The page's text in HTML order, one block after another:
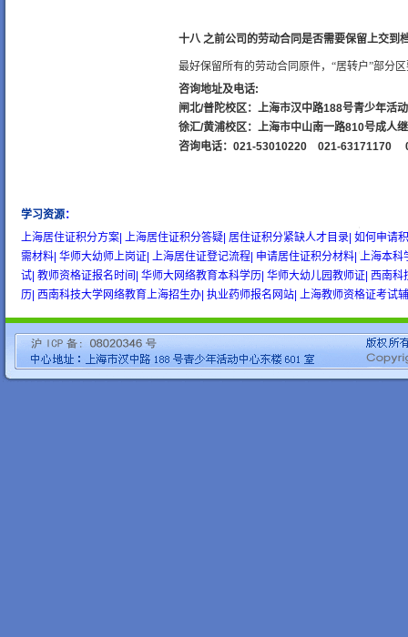
十八 之前公司的劳动合同是否需要保留上交到
最好保留所有的劳动合同原件，“居转户”部分
咨询地址及电话:
闸北/普陀校区：上海市汉中路188号青少年活
徐汇/黄浦校区：上海市中山南一路810号成人
咨询电话：021-53010220 021-63171170
学习资源：
上海居住证积分方案| 上海居住证积分答疑| 居住证积分紧缺人才目录| 如何申请
需材料| 华师大幼师上岗证| 上海居住证登记流程| 申请居住证积分材料| 上海本科
试| 教师资格证报名时间| 华师大网络教育本科学历| 华师大幼儿园教师证| 西南科
历| 西南科技大学网络教育上海招生办| 执业药师报名网站| 上海教师资格证考试